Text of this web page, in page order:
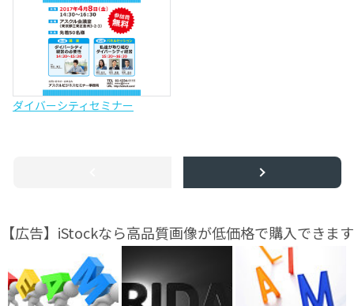
ダイバーシティセミナー
【広告】iStockなら高品質画像が低価格で購入できます